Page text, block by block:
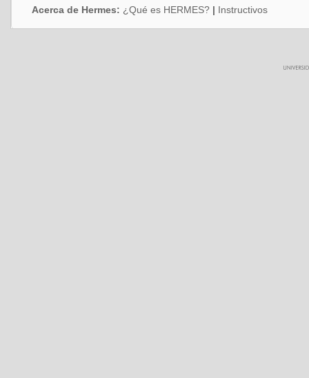
Acerca de Hermes: ¿Qué es HERMES? | Instructivos